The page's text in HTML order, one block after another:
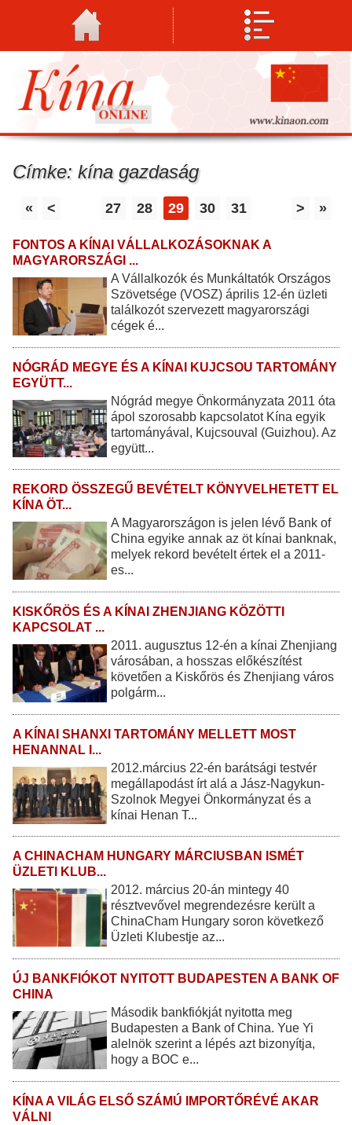
Címke: kína gazdaság
« < 27 28 29 30 31 > »
FONTOS A KÍNAI VÁLLALKOZÁSOKNAK A
MAGYARORSZÁGI ...
A Vállalkozók és Munkáltatók Országos
Szövetsége (VOSZ) április 12-én üzleti
találkozót szervezett magyarországi
cégek é...
NÓGRÁD MEGYE ÉS A KÍNAI KUJCSOU TARTOMÁNY
EGYÜTT...
Nógrád megye Önkormányzata 2011 óta
ápol szorosabb kapcsolatot Kína egyik
tartományával, Kujcsouval (Guizhou). Az
együtt...
REKORD ÖSSZEGŰ BEVÉTELT KÖNYVELHETETT EL
KÍNA ÖT...
A Magyarországon is jelen lévő Bank of
China egyike annak az öt kínai banknak,
melyek rekord bevételt értek el a 2011-
es...
KISKŐRÖS ÉS A KÍNAI ZHENJIANG KÖZÖTTI
KAPCSOLAT ...
2011. augusztus 12-én a kínai Zhenjiang
városában, a hosszas előkészítést
követően a Kiskőrös és Zhenjiang város
polgárm...
A KÍNAI SHANXI TARTOMÁNY MELLETT MOST
HENANNAL I...
2012.március 22-én barátsági testvér
megállapodást írt alá a Jász-Nagykun-
Szolnok Megyei Önkormányzat és a
kínai Henan T...
A CHINACHAM HUNGARY MÁRCIUSBAN ISMÉT
ÜZLETI KLUB...
2012. március 20-án mintegy 40
résztvevővel megrendezésre került a
ChinaCham Hungary soron következő
Üzleti Klubestje az...
ÚJ BANKFIÓKOT NYITOTT BUDAPESTEN A BANK OF
CHINA
Második bankfiókját nyitotta meg
Budapesten a Bank of China. Yue Yi
alelnök szerint a lépés azt bizonyítja,
hogy a BOC e...
KÍNA A VILÁG ELSŐ SZÁMÚ IMPORTŐRÉVÉ AKAR
VÁLNI